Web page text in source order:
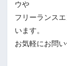
ウや
フリーランス
います。
お気軽にお問い